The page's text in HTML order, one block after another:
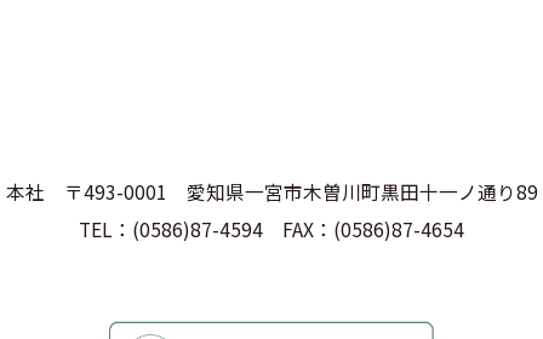
本社 〒493-0001 愛知県一宮市木曽川町黒田十一ノ通り89
TEL：(0586)87-4594 FAX：(0586)87-4654